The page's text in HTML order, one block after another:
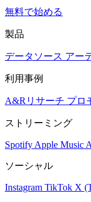
無料で始める
製品
データソース アー
利用事例
A&Rリサーチ プロ
ストリーミング
Spotify Apple Music
ソーシャル
Instagram TikTok X